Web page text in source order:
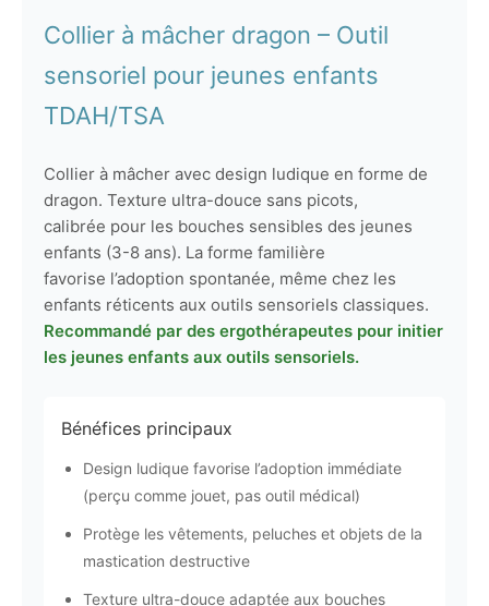
Collier à mâcher dragon – Outil
sensoriel pour jeunes enfants
TDAH/TSA
Collier à mâcher avec design ludique en forme de
dragon. Texture ultra-douce sans picots,
calibrée pour les bouches sensibles des jeunes
enfants (3-8 ans). La forme familière
favorise l’adoption spontanée, même chez les
enfants réticents aux outils sensoriels classiques.
Recommandé par des ergothérapeutes pour initier
les jeunes enfants aux outils sensoriels.
Bénéfices principaux
Design ludique favorise l’adoption immédiate
(perçu comme jouet, pas outil médical)
Protège les vêtements, peluches et objets de la
mastication destructive
Texture ultra-douce adaptée aux bouches